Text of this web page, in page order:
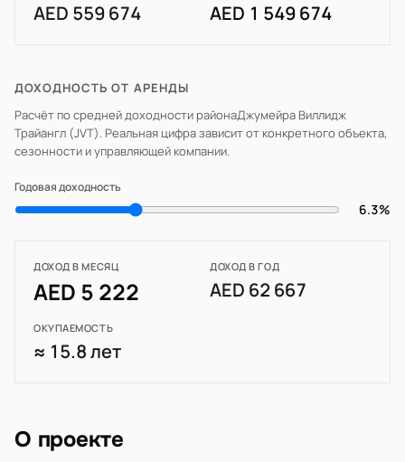
AED 559 674 AED 1 549 674
ДОХОДНОСТЬ ОТ АРЕНДЫ
Расчёт по средней доходности районаДжумейра Виллидж
Трайангл (JVT). Реальная цифра зависит от конкретного объекта,
сезонности и управляющей компании.
Годовая доходность
6.3%
ДОХОД В МЕСЯЦ
AED 5 222
ДОХОД В ГОД
AED 62 667
ОКУПАЕМОСТЬ
≈ 15.8 лет
О проекте